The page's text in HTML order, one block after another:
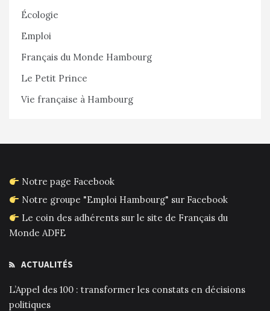
Écologie
Emploi
Français du Monde Hambourg
Le Petit Prince
Vie française à Hambourg
Notre page Facebook
Notre groupe "Emploi Hambourg" sur Facebook
Le coin des adhérents sur le site de Français du
Monde ADFE
ACTUALITÉS
L’Appel des 100 : transformer les constats en décisions
politiques